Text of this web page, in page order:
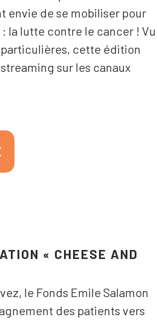
envie de se mobiliser pour
la lutte contre le cancer ! Vu
cette édition
sur les canaux
« CHEESE AND
le Fonds Emile Salamon
des patients vers